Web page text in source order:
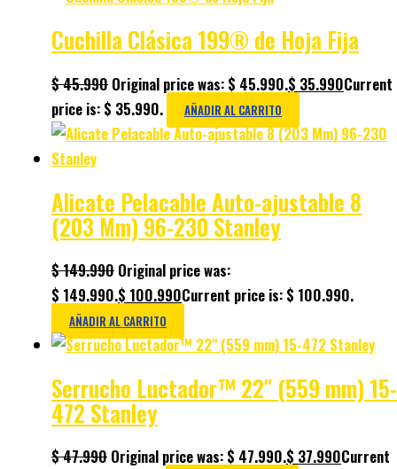
Cuchilla Clásica 199® de Hoja Fija
$45.990 Original price was: $ 45.990.$ 35.990Current
price is: $ 35.990.
AÑADIR AL CARRITO
Alicate Pelacable Auto-ajustable 8
(203 Mm) 96-230 Stanley
$149.990 Original price was:
$ 149.990.$ 100.990Current price is: $ 100.990.
AÑADIR AL CARRITO
Serrucho Luctador™ 22″ (559 mm) 15-
472 Stanley
$47.990 Original price was: $ 47.990.$ 37.990Current